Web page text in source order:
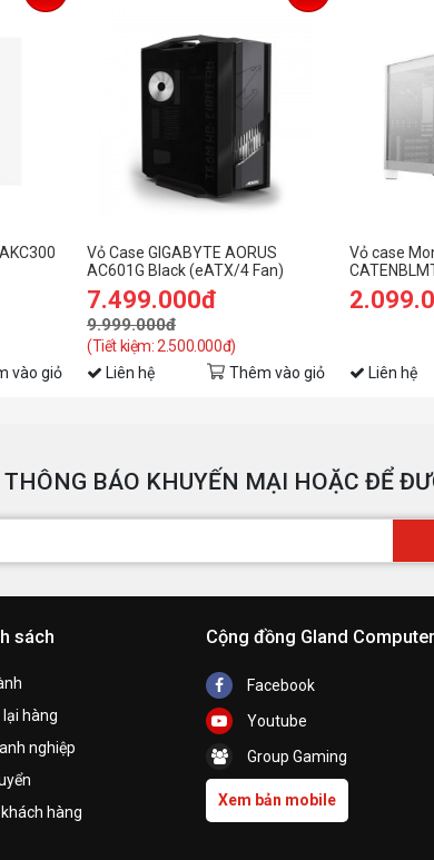
vào giỏ
Vỏ Case GIGABYTE AORUS
AC601G Black (eATX/4 Fan)
7.499.000đ
9.999.000đ
(Tiết kiệm: 2.500.000đ)
Liên hệ Thêm vào giỏ
Vỏ case
Liên hệ
BÁO KHUYẾN MẠI HOẶC ĐỂ
sách
hàng
nghiệp
hàng
Cộng đồng Gland Computer
Facebook
Youtube
Group Gaming
Xem bản mobile